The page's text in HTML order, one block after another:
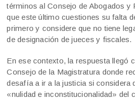
términos al Consejo de Abogados y
que este último cuestiones su falta
primero y considere que no tiene
de designación de jueces y fiscales.
En ese contexto, la respuesta llegó
Consejo de la Magistratura donde
desafía a ir a la justicia si considera
«nulidad e inconstitucionalidad» del